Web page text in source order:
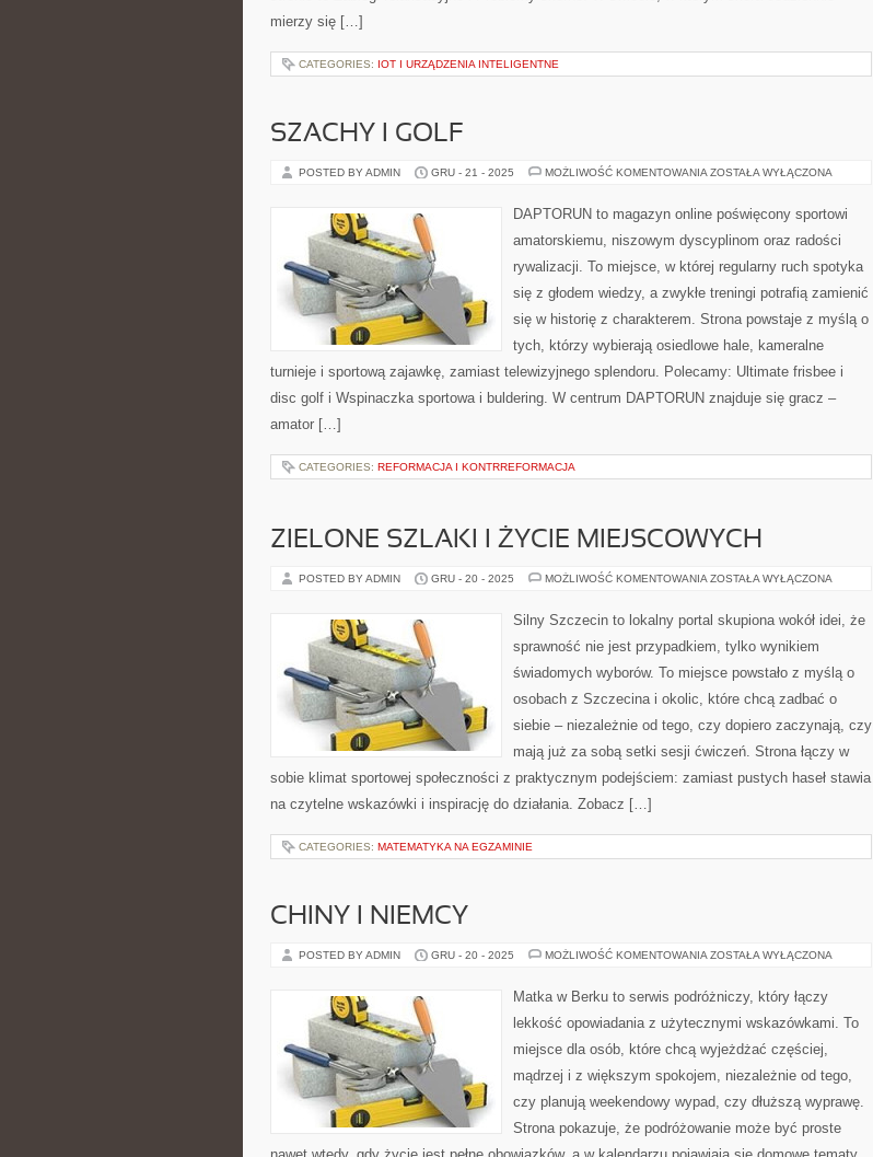
mierzy się […]
CATEGORIES: IOT I URZĄDZENIA INTELIGENTNE
SZACHY I GOLF
POSTED BY ADMIN GRU - 21 - 2025 MOŻLIWOŚĆ KOMENTOWANIA SZACHY
ZOSTAŁA WYŁĄCZONA
DAPTORUN to magazyn online poświęcony sportowi
amatorskiemu, niszowym dyscyplinom oraz radości
rywalizacji. To miejsce, w której regularny ruch spotyka
się z głodem wiedzy, a zwykłe treningi potrafią zamienić
się w historię z charakterem. Strona powstaje z myślą o
tych, którzy wybierają osiedlowe hale, kameralne
turnieje i sportową zajawkę, zamiast telewizyjnego splendoru. Polecamy: Ultimate frisbee i
disc golf i Wspinaczka sportowa i buldering. W centrum DAPTORUN znajduje się gracz –
amator […]
CATEGORIES: REFORMACJA I KONTRREFORMACJA
ZIELONE SZLAKI I ŻYCIE MIEJSCOWYCH
POSTED BY ADMIN GRU - 20 - 2025 MOŻLIWOŚĆ KOMENTOWANIA ZIELONE
ŻYCIE
MIEJSCOWYCH
ZOSTAŁA WYŁĄCZONA
Silny Szczecin to lokalny portal skupiona wokół idei, że
sprawność nie jest przypadkiem, tylko wynikiem
świadomych wyborów. To miejsce powstało z myślą o
osobach z Szczecina i okolic, które chcą zadbać o
siebie – niezależnie od tego, czy dopiero zaczynają, czy
mają już za sobą setki sesji ćwiczeń. Strona łączy w
sobie klimat sportowej społeczności z praktycznym podejściem: zamiast pustych haseł stawia
na czytelne wskazówki i inspirację do działania. Zobacz […]
CATEGORIES: MATEMATYKA NA EGZAMINIE
CHINY I NIEMCY
POSTED BY ADMIN GRU - 20 - 2025 MOŻLIWOŚĆ KOMENTOWANIA CHINY
ZOSTAŁA WYŁĄCZONA
Matka w Berku to serwis podróżniczy, który łączy
lekkość opowiadania z użytecznymi wskazówkami. To
miejsce dla osób, które chcą wyjeżdżać częściej,
mądrzej i z większym spokojem, niezależnie od tego,
czy planują weekendowy wypad, czy dłuższą wyprawę.
Strona pokazuje, że podróżowanie może być proste